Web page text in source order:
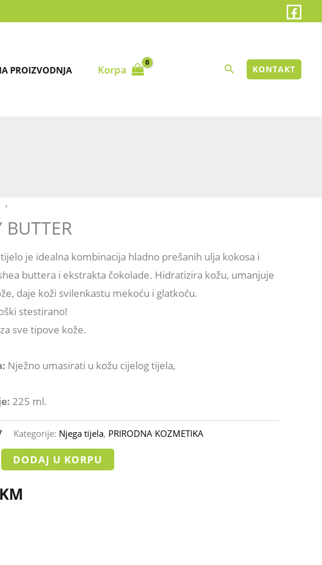
PROIZVODNJA Korpa SearchKONTAKT
,
BUTTER
tijelo je idealna kombinacija hladno prešanih ulja kokosa i
buttera i ekstrakta čokolade. Hidratizira kožu, umanjuje
daje koži svilenkastu mekoću i glatkoću.
stestirano!
sve tipove kože.
Nježno umasirati u kožu cijelog tijela,
225 ml.
Kategorije: Njega tijela, PRIRODNA KOZMETIKA
DODAJ U KORPU
KM